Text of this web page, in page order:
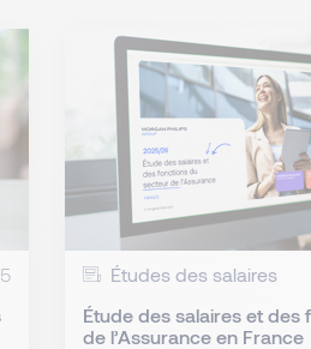
Études des salaires
Étude des salaires et des
de l’Assurance en France